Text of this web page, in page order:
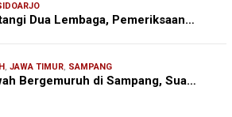
Dua Lembaga, Pemeriksaan…
, JAWA TIMUR, SAMPANG
Bergemuruh di Sampang, Sua…